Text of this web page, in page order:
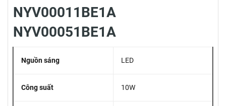
NYV00011BE1A
NYV00051BE1A
Nguồn sáng LED
Công suất 10W